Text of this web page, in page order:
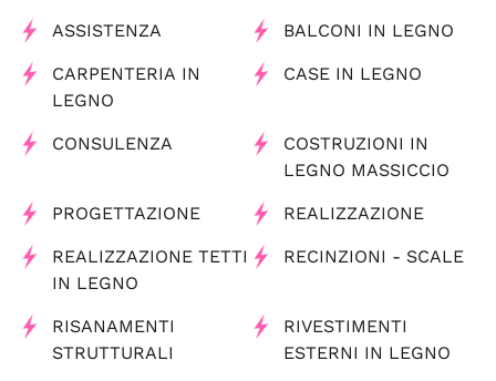
ASSISTENZA BALCONI IN LEGNO
CARPENTERIA IN
LEGNO
CASE IN LEGNO
CONSULENZA
COSTRUZIONI IN
LEGNO MASSICCIO
PROGETTAZIONE REALIZZAZIONE
REALIZZAZIONE TETTI
IN LEGNO
RECINZIONI - SCALE
RISANAMENTI
STRUTTURALI
RIVESTIMENTI
ESTERNI IN LEGNO